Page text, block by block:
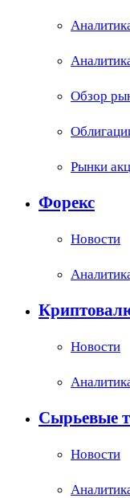
Обзор
Рынки
Форекс
Новости
Новости
Сырьевые
Новости